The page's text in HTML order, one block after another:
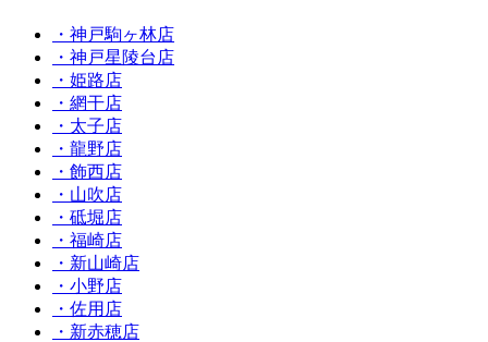
・神戸駒ヶ林店
・神戸星陵台店
・姫路店
・網干店
・太子店
・龍野店
・飾西店
・山吹店
・砥堀店
・福崎店
・新山崎店
・小野店
・佐用店
・新赤穂店